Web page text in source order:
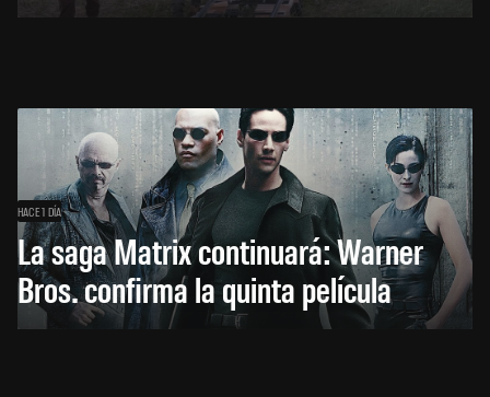
HACE 1 DÍA
La saga Matrix continuará: Warner
Bros. confirma la quinta película